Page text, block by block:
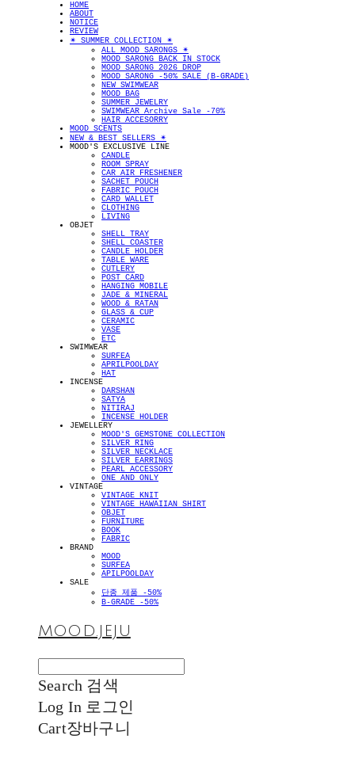
HOME
ABOUT
NOTICE
REVIEW
✴︎ SUMMER COLLECTION ✴︎
ALL MOOD SARONGS ✴︎
MOOD SARONG BACK IN STOCK
MOOD SARONG 2026 DROP
MOOD SARONG -50% SALE (B-GRADE)
NEW SWIMWEAR
MOOD BAG
SUMMER JEWELRY
SWIMWEAR Archive Sale -70%
HAIR ACCESORRY
MOOD SCENTS
NEW & BEST SELLERS ✴︎
MOOD'S EXCLUSIVE LINE
CANDLE
ROOM SPRAY
CAR AIR FRESHENER
SACHET POUCH
FABRIC POUCH
CARD WALLET
CLOTHING
LIVING
OBJET
SHELL TRAY
SHELL COASTER
CANDLE HOLDER
TABLE WARE
CUTLERY
POST CARD
HANGING MOBILE
JADE & MINERAL
WOOD & RATAN
GLASS & CUP
CERAMIC
VASE
ETC
SWIMWEAR
SURFEA
APRILPOOLDAY
HAT
INCENSE
DARSHAN
SATYA
NITIRAJ
INCENSE HOLDER
JEWELLERY
MOOD'S GEMSTONE COLLECTION
SILVER RING
SILVER NECKLACE
SILVER EARRINGS
PEARL ACCESSORY
ONE AND ONLY
VINTAGE
VINTAGE KNIT
VINTAGE HAWAIIAN SHIRT
OBJET
FURNITURE
BOOK
FABRIC
BRAND
MOOD
SURFEA
APILPOOLDAY
SALE
단종 제품 -50%
B-GRADE -50%
MOOD.JEJU
Search 검색
Log In 로그인
Cart장바구니